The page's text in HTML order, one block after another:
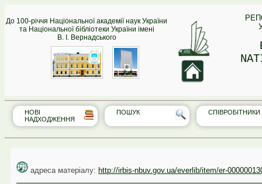
До 100-річчя Національної академії наук України
та Національної бібліотеки України імені
В. І. Вернадського
НОВІ
НАДХОДЖЕННЯ
ПОШУК СПІВРО‎БІТНИКИ
адреса матеріалу: http://irbis-nbuv.gov.ua/everlib/item/er-